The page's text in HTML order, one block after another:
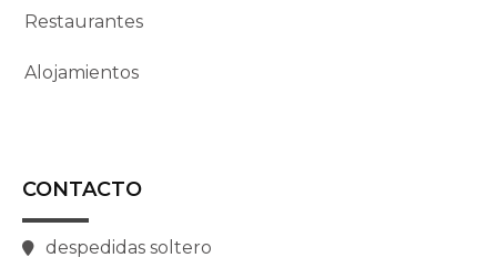
Restaurantes
Alojamientos
CONTACTO
despedidas soltero